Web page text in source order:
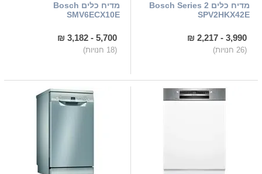
מדיח כלים Bosch Series 2
SPV2HKX42E
3,990 - 2,217 ₪
(26 חנויות)
מדיח כלים Bosch
SMV6ECX10E
5,700 - 3,182 ₪
(18 חנויות)